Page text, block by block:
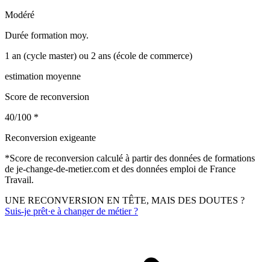
Modéré
Durée formation moy.
1 an (cycle master) ou 2 ans (école de commerce)
estimation moyenne
Score de reconversion
40/100 *
Reconversion exigeante
*Score de reconversion calculé à partir des données de formations
de je-change-de-metier.com et des données emploi de France
Travail.
UNE RECONVERSION EN TÊTE, MAIS DES DOUTES ?
Suis-je prêt·e à changer de métier ?